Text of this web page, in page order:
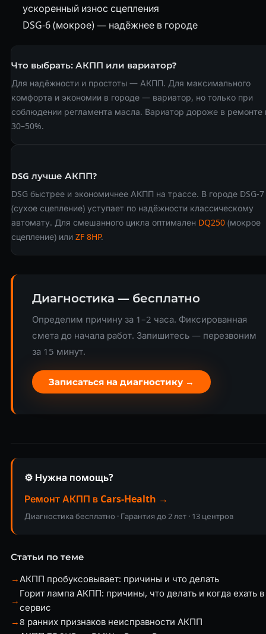
ускоренный износ сцепления
DSG-6 (мокрое) — надёжнее в городе
Что выбрать: АКПП или вариатор?
Для надёжности и простоты — АКПП. Для максимального
комфорта и экономии в городе — вариатор, но только при
соблюдении регламента масла. Вариатор дороже в ремонте
30–50%.
DSG лучше АКПП?
DSG быстрее и экономичнее АКПП на трассе. В городе DSG-7
(сухое сцепление) уступает по надёжности классическому
автомату. Для смешанного цикла оптимален DQ250(мокрое
сцепление) или ZF 8HP.
Диагностика — бесплатно
Определим причину за 1–2 часа. Фиксированная
смета до начала работ. Запишитесь — перезвоним
за 15 минут.
Записаться на диагностику →
⚙️ Нужна помощь?
Ремонт АКПП в Cars-Health →
Диагностика бесплатно · Гарантия до 2 лет · 13 центров
Статьи по теме
→АКПП пробуксовывает: причины и что делать
→
Горит лампа АКПП: причины, что делать и когда ехать в
сервис
→8 ранних признаков неисправности АКПП